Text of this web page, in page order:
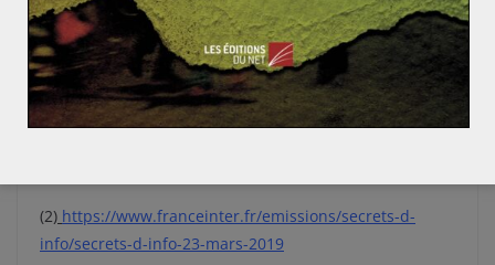
Sources :
(1)
https://www.diplomatie.gouv.fr/fr/politique-
etrangere-de-la-france/manipulations-de-l-
(2) https://www.franceinter.fr/emissions/secrets-d-
info/secrets-d-info-23-mars-2019